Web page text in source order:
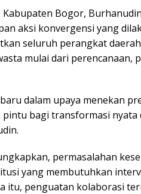
Kabupaten Bogor,
aksi konvergensi yang
seluruh perangkat
mulai dari perencanaan,
dalam upaya menekan
bagi transformasi nyata
permasalahan
yang membutuhkan
itu, penguatan kolaborasi